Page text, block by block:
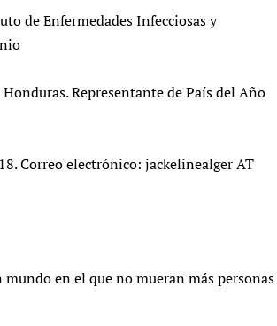
de Enfermedades Infecciosas y
Representante de País del Año
Correo electrónico: jackelinealger AT
mundo en el que no mueran más personas